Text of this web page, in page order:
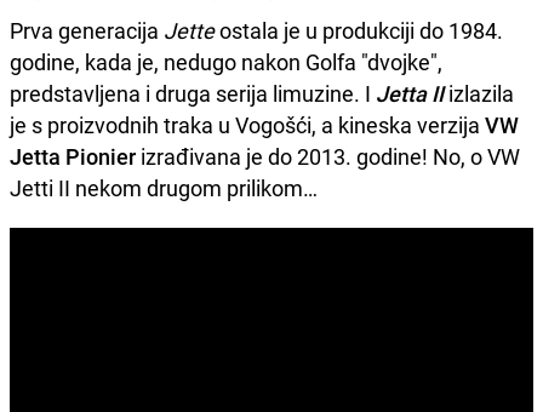
Prva generacija Jetteostala je u produkciji do 1984.
godine, kada je, nedugo nakon Golfa "dvojke",
predstavljena i druga serija limuzine. I Jetta II izlazila
je s proizvodnih traka u Vogošći, a kineska verzija VW
Jetta Pionier izrađivana je do 2013. godine! No, o VW
Jetti II nekom drugom prilikom…